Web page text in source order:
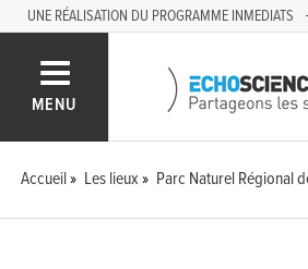
UNE RÉALISATION DU PROGRAMME INMEDIATS
MENU
Accueil Les lieux Parc Naturel Régional